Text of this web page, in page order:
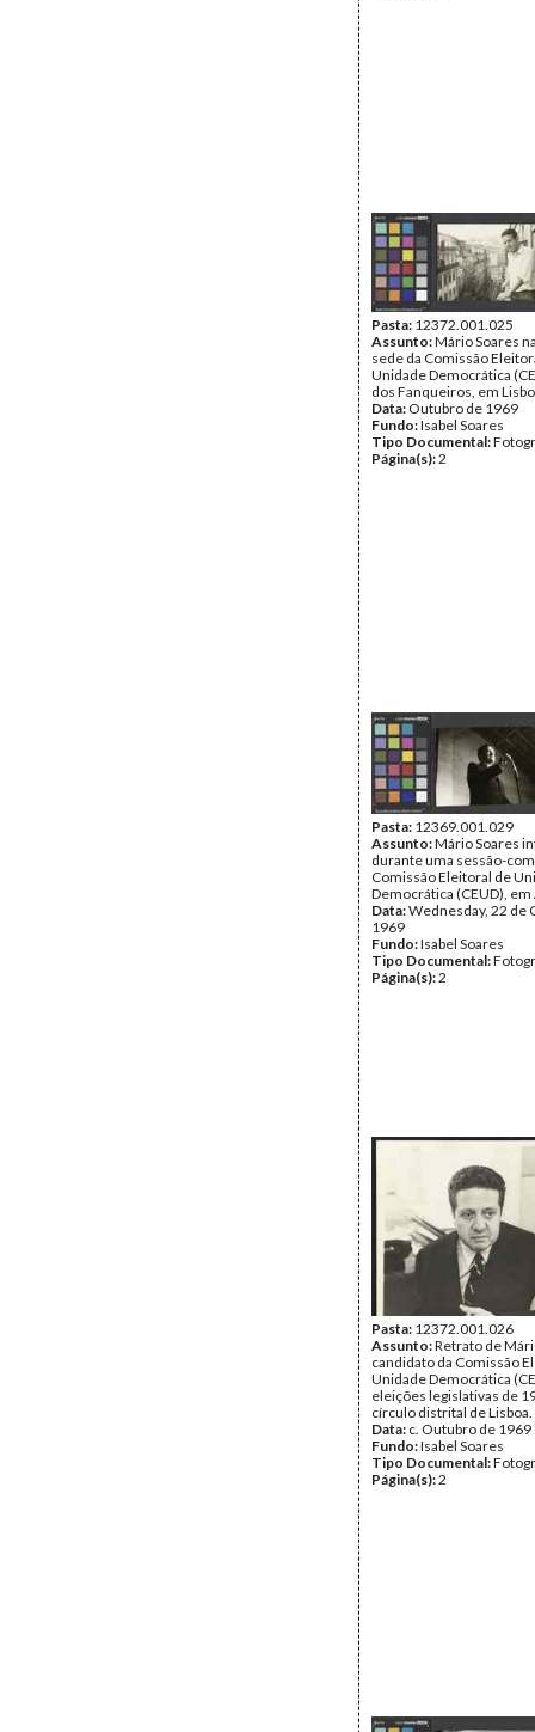
Pasta: 12372.001.025
Assunto:Mário Soares
sede da Comissão
Unidade Democrática
dos Fanqueiros, em
Data: Outubro de 1969
Fundo:Isabel Soares
Tipo Documental:
Página(s):2
Pasta: 12369.001.029
Assunto:Mário Soares
durante uma sessão-
Comissão Eleitoral de
Democrática (CEUD),
Data:Wednesday, 22 de
1969
Fundo:Isabel Soares
Tipo Documental:
Página(s):2
Pasta: 12372.001.026
Assunto:Retrato de
candidato da Comissão
Unidade Democrática
eleições legislativas de
círculo distrital de Lisboa.
Data: c. Outubro de 1969
Fundo:Isabel Soares
Tipo Documental:
Página(s):2